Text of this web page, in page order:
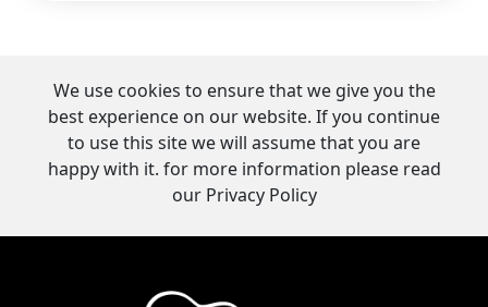
We use cookies to ensure that we give you the
best experience on our website. If you continue
to use this site we will assume that you are
happy with it. for more information please read
our Privacy Policy